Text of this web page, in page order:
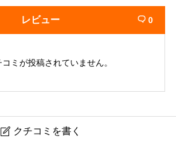
レビュー  0
コミが投稿されていません。
 クチコミを書く